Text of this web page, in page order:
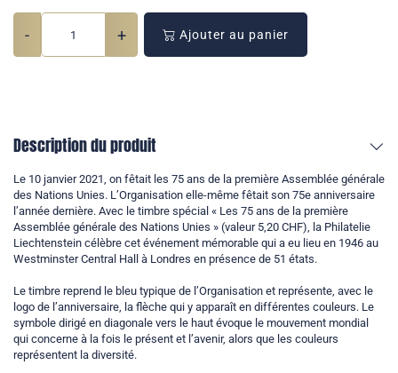
- + Ajouter au panier
Description du produit
Le 10 janvier 2021, on fêtait les 75 ans de la première Assemblée générale
des Nations Unies. L’Organisation elle-même fêtait son 75e anniversaire
l’année dernière. Avec le timbre spécial « Les 75 ans de la première
Assemblée générale des Nations Unies » (valeur 5,20 CHF), la Philatelie
Liechtenstein célèbre cet événement mémorable qui a eu lieu en 1946 au
Westminster Central Hall à Londres en présence de 51 états.
Le timbre reprend le bleu typique de l’Organisation et représente, avec le
logo de l’anniversaire, la flèche qui y apparaît en différentes couleurs. Le
symbole dirigé en diagonale vers le haut évoque le mouvement mondial
qui concerne à la fois le présent et l’avenir, alors que les couleurs
représentent la diversité.